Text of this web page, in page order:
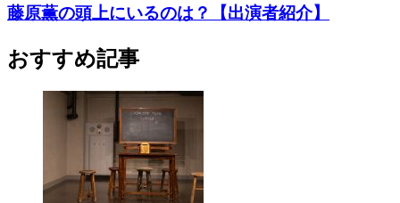
藤原薫の頭上にいるのは？【出演者紹介】
おすすめ記事